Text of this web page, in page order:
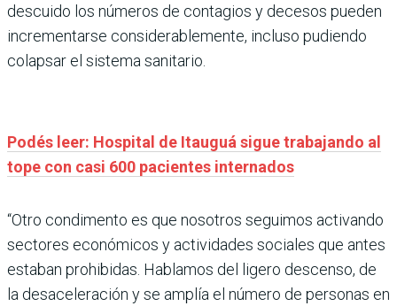
descuido los números de contagios y decesos pueden
incrementarse considerablemente, incluso pudiendo
colapsar el sistema sanitario.
Podés leer: Hospital de Itauguá sigue trabajando al
tope con casi 600 pacientes internados
“Otro condimento es que nosotros seguimos activando
sectores económicos y actividades sociales que antes
estaban prohibidas. Hablamos del ligero descenso, de
la desaceleración y se amplía el número de personas en